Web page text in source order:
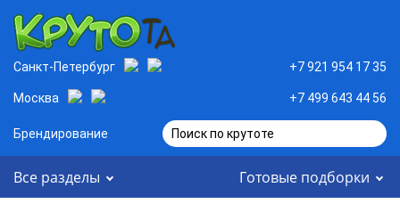
Санкт-Петербург +7 921 954 17 35
Москва +7 499 643 44 56
Брендирование Поиск по крутоте
Все разделы Готовые подборки